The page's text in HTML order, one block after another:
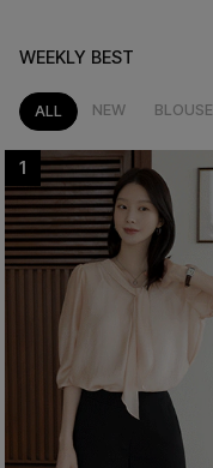
WEEKLY BEST
ALL NEW BLOUSE